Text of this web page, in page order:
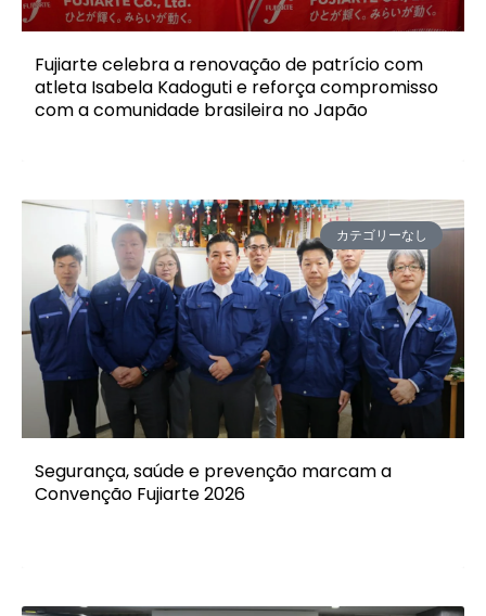
Fujiarte celebra a renovação de patrício com
atleta Isabela Kadoguti e reforça compromisso
com a comunidade brasileira no Japão
カテゴリーなし
Segurança, saúde e prevenção marcam a
Convenção Fujiarte 2026